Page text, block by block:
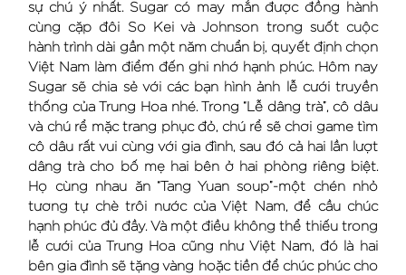
sự chú ý nhất. Sugar có may mắn được đồng hành
cùng cặp đôi So Kei và Johnson trong suốt cuộc
hành trình dài gần một năm chuẩn bị, quyết định chọn
Việt Nam làm điểm đến ghi nhớ hạnh phúc. Hôm nay
Sugar sẽ chia sẻ với các bạn hình ảnh lễ cưới truyền
thống của Trung Hoa nhé. Trong “Lễ dâng trà”, cô dâu
và chú rể mặc trang phục đỏ, chú rể sẽ chơi game tìm
cô dâu rất vui cùng với gia đình, sau đó cả hai lần lượt
dâng trà cho bố mẹ hai bên ở hai phòng riêng biệt.
Họ cùng nhau ăn “Tang Yuan soup”-một chén nhỏ
tương tự chè trôi nước của Việt Nam, để cầu chúc
hạnh phúc đủ đầy. Và một điều không thể thiếu trong
lễ cưới của Trung Hoa cũng như Việt Nam, đó là hai
bên gia đình sẽ tặng vàng hoặc tiền để chúc phúc cho